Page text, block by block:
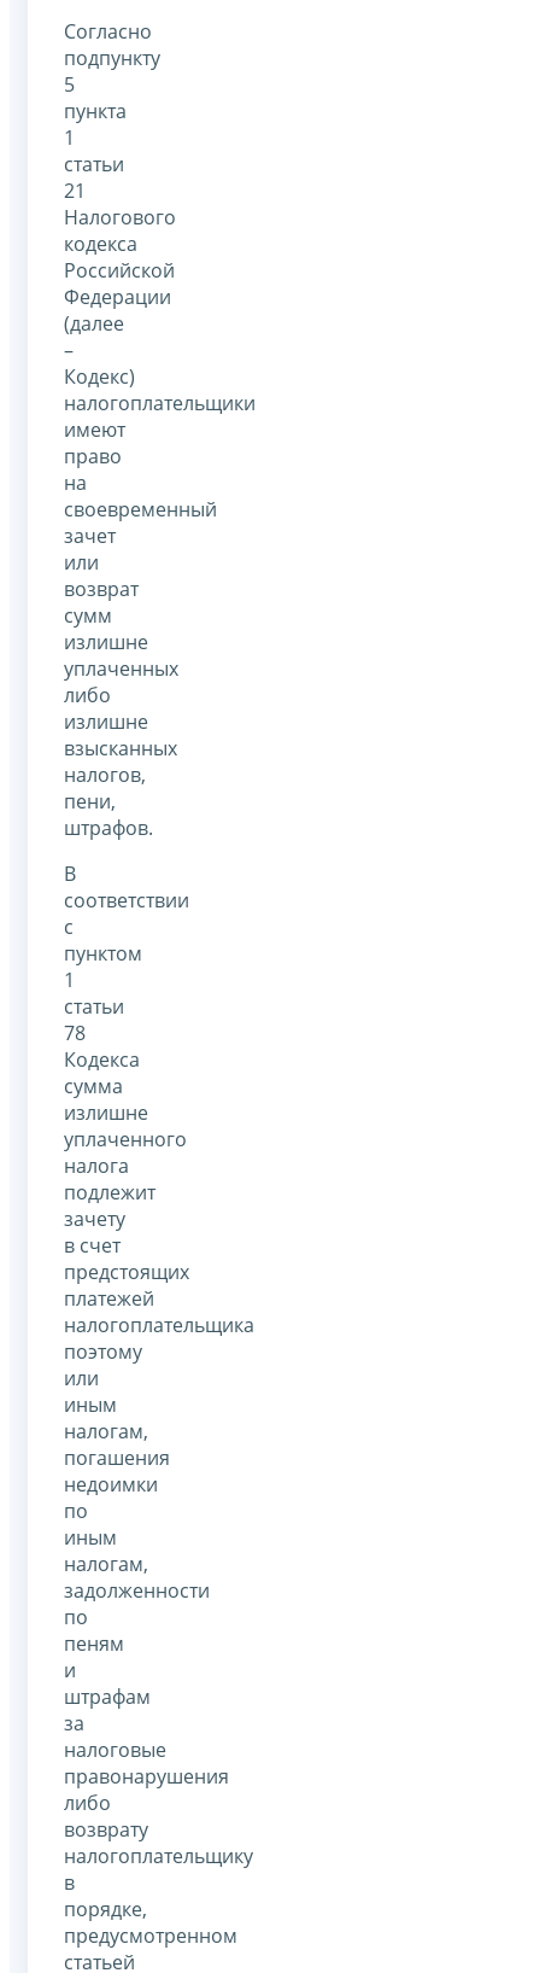
Согласно
подпункту
5
пункта
1
статьи
21
Налогового
кодекса
Российской
Федерации
(далее
–
Кодекс)
налогоплательщики
имеют
право
на
своевременный
зачет
или
возврат
сумм
излишне
уплаченных
либо
излишне
взысканных
налогов,
пени,
штрафов.
В
соответствии
с
пунктом
1
статьи
78
Кодекса
сумма
излишне
уплаченного
налога
подлежит
зачету
в счет
предстоящих
платежей
налогоплательщика
поэтому
или
иным
налогам,
погашения
недоимки
по
иным
налогам,
задолженности
по
пеням
и
штрафам
за
налоговые
правонарушения
либо
возврату
налогоплательщику
в
порядке,
предусмотренном
статьей